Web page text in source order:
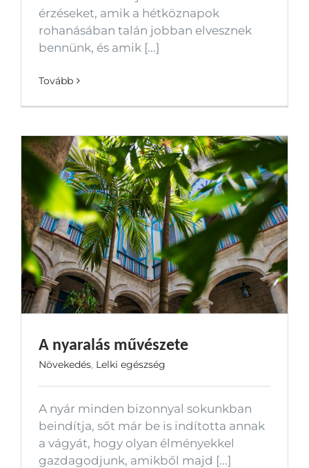
érzéseket, amik a hétköznapok
rohanásában talán jobban elvesznek
bennünk, és amik [...]
Tovább
A nyaralás művészete
Növekedés, Lelki egészség
A nyár minden bizonnyal sokunkban
beindítja, sőt már be is indította annak
a vágyát, hogy olyan élményekkel
gazdagodjunk, amikből majd [...]